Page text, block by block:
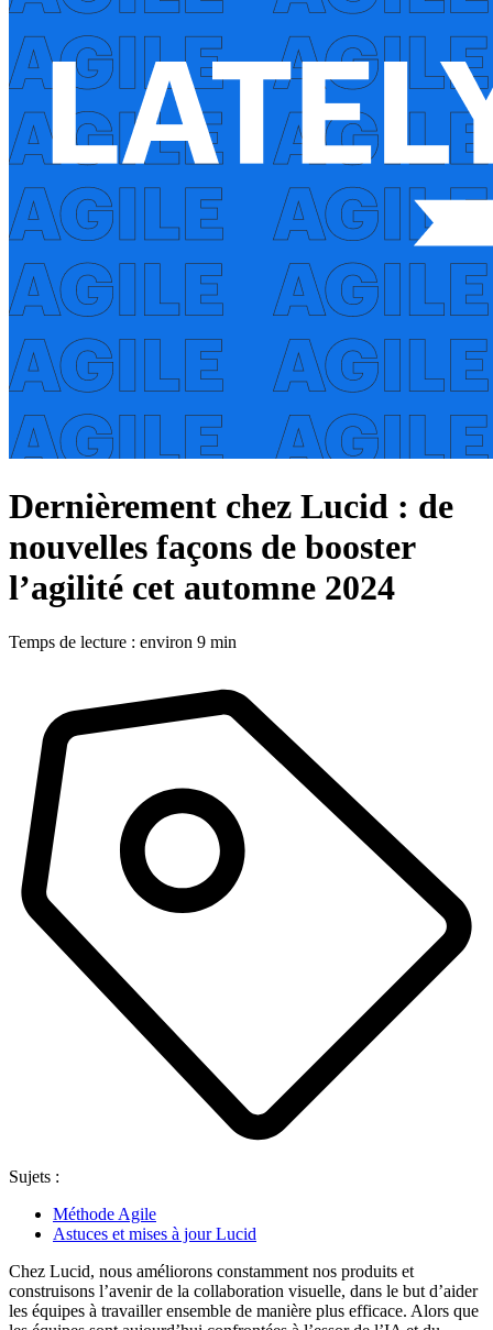
Dernièrement chez Lucid : de
nouvelles façons de booster
l’agilité cet automne 2024
Temps de lecture : environ 9 min
Sujets :
Méthode Agile
Astuces et mises à jour Lucid
Chez Lucid, nous améliorons constamment nos produits et
construisons l’avenir de la collaboration visuelle, dans le but d’aider
les équipes à travailler ensemble de manière plus efficace. Alors que